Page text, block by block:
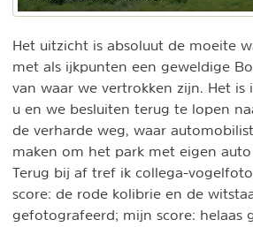
Het uitzicht is absoluut de moeite
met als ijkpunten een geweldige
van waar we vertrokken zijn. Het is
u en we besluiten terug te lopen
de verharde weg, waar
maken om het park met eigen auto
Terug bij af tref ik collega-
score: de rode kolibrie en de
gefotografeerd; mijn score: helaas